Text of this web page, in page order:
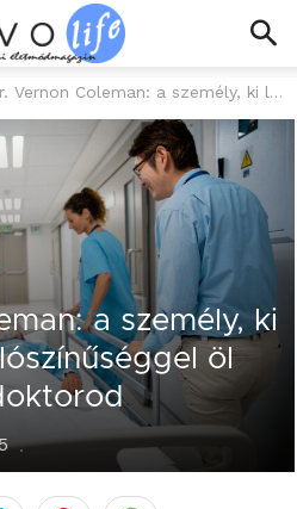
Coleman: a személy, ki legnagyobb valószínűséggel öl meg téged, a...
a személy, ki
öl